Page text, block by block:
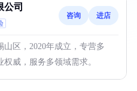
公司
咨询 进店
区，2020年成立，专营多
威，服务多领域需求。